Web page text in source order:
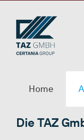
springen
Home
Die TAZ